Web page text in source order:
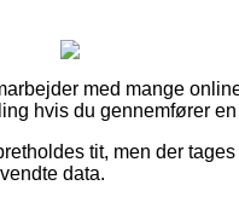
med mange
hvis du gennemfører
tit, men der
data.